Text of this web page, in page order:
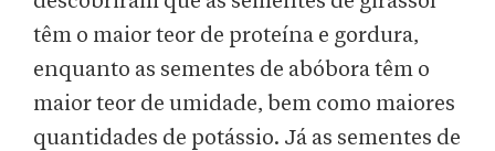
têm o maior teor de proteína e gordura,
enquanto as sementes de abóbora têm o
maior teor de umidade, bem como maiores
quantidades de potássio. Já as sementes de